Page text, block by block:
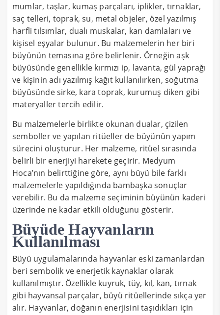
mumlar, taşlar, kumaş parçaları, iplikler, tırnaklar,
saç telleri, toprak, su, metal objeler, özel yazılmış
harfli tılsımlar, dualı muskalar, kan damlaları ve
kişisel eşyalar bulunur. Bu malzemelerin her biri
büyünün temasına göre belirlenir. Örneğin aşk
büyüsünde genellikle kırmızı ip, lavanta, gül yaprağı
ve kişinin adı yazılmış kağıt kullanılırken, soğutma
büyüsünde sirke, kara toprak, kurumuş diken gibi
materyaller tercih edilir.
Bu malzemelerle birlikte okunan dualar, çizilen
semboller ve yapılan ritüeller de büyünün yapım
sürecini oluşturur. Her malzeme, ritüel sırasında
belirli bir enerjiyi harekete geçirir. Medyum
Hoca’nın belirttiğine göre, aynı büyü bile farklı
malzemelerle yapıldığında bambaşka sonuçlar
verebilir. Bu da malzeme seçiminin büyünün kaderi
üzerinde ne kadar etkili olduğunu gösterir.
Büyüde Hayvanların
Kullanılması
Büyü uygulamalarında hayvanlar eski zamanlardan
beri sembolik ve enerjetik kaynaklar olarak
kullanılmıştır. Özellikle kuyruk, tüy, kıl, kan, tırnak
gibi hayvansal parçalar, büyü ritüellerinde sıkça yer
alır. Hayvanlar, doğanın enerjisini taşıdıkları için